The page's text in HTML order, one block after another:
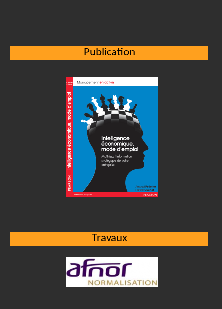
Publication
Travaux